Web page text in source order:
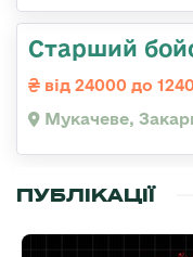
Старший
від 24000 до
Мукачеве,
ПУБЛІКАЦІЇ